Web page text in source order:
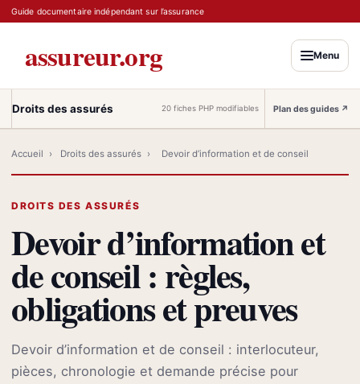
Guide documentaire indépendant sur l’assurance
assureur.org Menu
Droits des assurés 20 fiches PHP modifiables Plan des guides ↗
Accueil › Droits des assurés › Devoir d’information et de conseil
DROITS DES ASSURÉS
Devoir d’information et
de conseil : règles,
obligations et preuves
Devoir d’information et de conseil : interlocuteur,
pièces, chronologie et demande précise pour